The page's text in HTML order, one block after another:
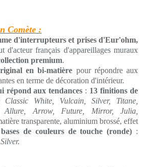
Comète :
d'interrupteurs et prises d'Eur'ohm,
d'acteur français d'appareillages muraux
premium.
en bi-matière pour répondre aux
en terme de décoration d'intérieur.
répond aux tendances : 13 finitions de
Classic White, Vulcain, Silver, Titane,
Allure, Arrow, Future, Mirror, Julia,
transparente, aluminium brossé, effet
de couleurs de touche (ronde) :